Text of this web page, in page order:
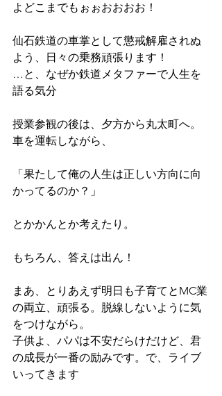
よどこまでもぉぉおおおお！
仙石鉄道の車掌として懲戒解雇されぬ
よう、日々の乗務頑張ります！
…と、なぜか鉄道メタファーで人生を
語る気分
授業参観の後は、夕方から丸太町へ。
車を運転しながら、
「果たして俺の人生は正しい方向に向
かってるのか？」
とかかんとか考えたり。
もちろん、答えは出ん！
まあ、とりあえず明日も子育てとMC業
の両立、頑張る。脱線しないように気
をつけながら。
子供よ、パパは不安だらけだけど、君
の成長が一番の励みです。で、ライブ
いってきます